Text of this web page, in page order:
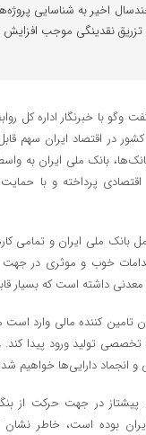
اخیر به شناسایی
نقدینگی موجب
با خبرنگار اداره کل
کشور در اقتصاد ایران
بانک ملی ایران به
پرداخته و با
بانک ملی ایران و
خوب و موثری در جهت
داشته است که بسیار
تامین کننده مالی وارد
تولید ورود پیدا
انجماد دارایی‌ها خواهیم شد.
پیشتاز در جهت حرکت از
بوده است، خاطر نشان